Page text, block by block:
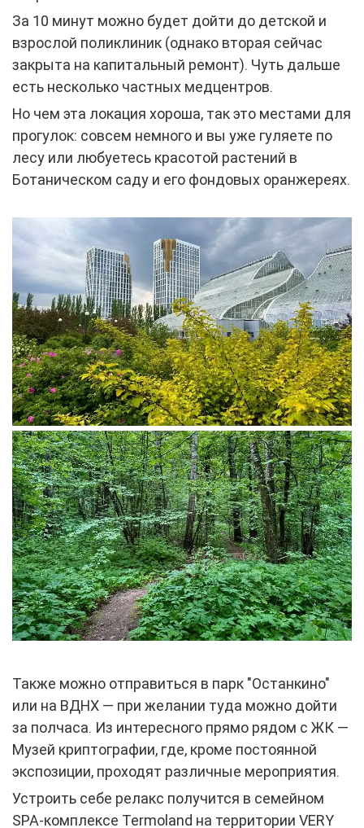
За 10 минут можно будет дойти до детской и
взрослой поликлиник (однако вторая сейчас
закрыта на капитальный ремонт). Чуть дальше
есть несколько частных медцентров.
Но чем эта локация хороша, так это местами для
прогулок: совсем немного и вы уже гуляете по
лесу или любуетесь красотой растений в
Ботаническом саду и его фондовых оранжереях.
Также можно отправиться в парк "Останкино"
или на ВДНХ — при желании туда можно дойти
за полчаса. Из интересного прямо рядом с ЖК —
Музей криптографии, где, кроме постоянной
экспозиции, проходят различные мероприятия.
Устроить себе релакс получится в семейном
SPA-комплексе Termoland на территории VERY